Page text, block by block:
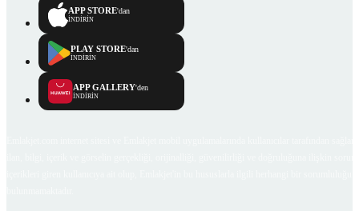
APP STORE'dan
İNDİRİN
PLAY STORE'dan
İNDİRİN
APP GALLERY'den
İNDİRİN